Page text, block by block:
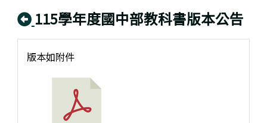
回上頁
115學年度國中部教科書版本公告
版本如附件